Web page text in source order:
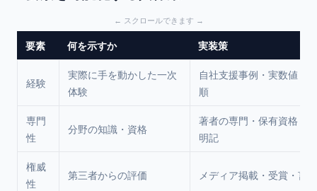
要素 何を示すか 実装策
経験
実際に手を動かした一次
体験
自社支援事例・実数値・
順
専門
性
分野の知識・資格
著者の専門・保有資格・
明記
権威
性
第三者からの評価 メディア掲載・受賞・言